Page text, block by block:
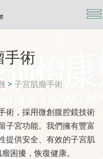
手術
>子宮肌瘤手術
術，採用微創腹腔鏡技術
子宮功能。我們擁有豐富
提供安全、有效的子宮肌
困擾，恢復健康。